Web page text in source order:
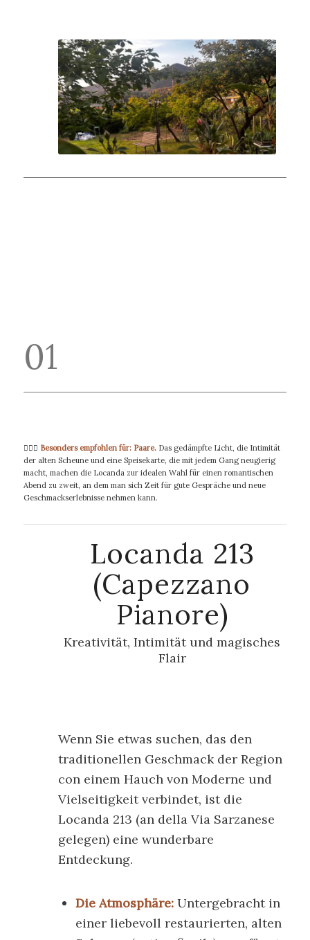
01
👩‍❤️‍👨 Besonders empfohlen für: Paare.Das gedämpfte Licht, die Intimität
der alten Scheune und eine Speisekarte, die mit jedem Gang neugierig
macht, machen die Locanda zur idealen Wahl für einen romantischen
Abend zu zweit, an dem man sich Zeit für gute Gespräche und neue
Geschmackserlebnisse nehmen kann.
Locanda 213
(Capezzano
Pianore)
Kreativität, Intimität und magisches
Flair
Wenn Sie etwas suchen, das den
traditionellen Geschmack der Region
con einem Hauch von Moderne und
Vielseitigkeit verbindet, ist die
Locanda 213 (an della Via Sarzanese
gelegen) eine wunderbare
Entdeckung.
Die Atmosphäre:Untergebracht in
einer liebevoll restaurierten, alten